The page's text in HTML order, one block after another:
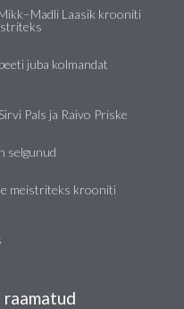
Laasik krooniti
juba kolmandat
Pals ja Raivo Priske
selgunud
meistriteks krooniti